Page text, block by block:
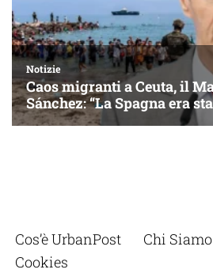
Cos’è UrbanPost Chi Siamo
Cookies